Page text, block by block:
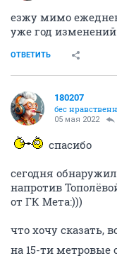
езжу мимо
уже год
ОТВЕТИТЬ
180207
бес
05 мая 2022
спасибо
сегодня
напротив
от ГК Мета:)))
что хочу сказать,
на 15-ти метровые